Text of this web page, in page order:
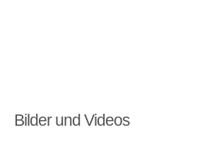
Bilder und Videos